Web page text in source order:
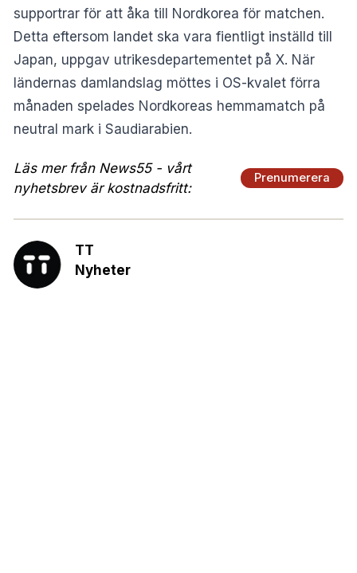
supportrar för att åka till Nordkorea för matchen.
Detta eftersom landet ska vara fientligt inställd till
Japan, uppgav utrikesdepartementet på X. När
ländernas damlandslag möttes i OS-kvalet förra
månaden spelades Nordkoreas hemmamatch på
neutral mark i Saudiarabien.
Läs mer från News55 - vårt
nyhetsbrev är kostnadsfritt:
Prenumerera
TT
Nyheter